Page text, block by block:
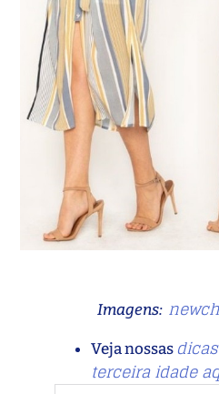
Imagens:
Veja nossas
terceira idade